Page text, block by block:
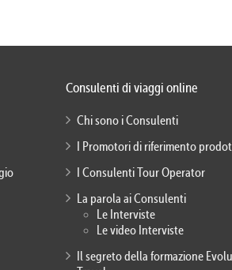
Consulenti di viaggi online
Chi sono i Consulenti
I Promotori di riferimento
I Consulenti Tour Operator
La parola ai Consulenti
Le Interviste
Le video Interviste
Il segreto della formazione